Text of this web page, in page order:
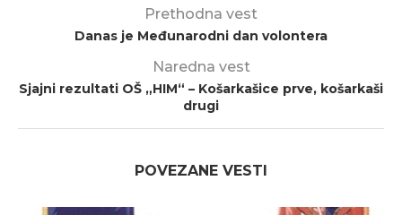
Prethodna vest
Danas je Međunarodni dan volontera
Naredna vest
Sjajni rezultati OŠ „HIM“ – Košarkašice prve, košarkaši
drugi
POVEZANE VESTI